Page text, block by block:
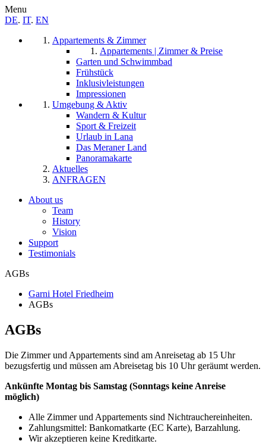
Menu
DE. IT. EN
Appartements & Zimmer
Appartements | Zimmer & Preise
Garten und Schwimmbad
Frühstück
Inklusivleistungen
Impressionen
Umgebung & Aktiv
Wandern & Kultur
Sport & Freizeit
Urlaub in Lana
Das Meraner Land
Panoramakarte
Aktuelles
ANFRAGEN
About us
Team
History
Vision
Support
Testimonials
AGBs
Garni Hotel Friedheim
AGBs
AGBs
Die Zimmer und Appartements sind am Anreisetag ab 15 Uhr
bezugsfertig und müssen am Abreisetag bis 10 Uhr geräumt werden.
Ankünfte Montag bis Samstag (Sonntags keine Anreise
möglich)
Alle Zimmer und Appartements sind Nichtrauchereinheiten.
Zahlungsmittel: Bankomatkarte (EC Karte), Barzahlung.
Wir akzeptieren keine Kreditkarte.